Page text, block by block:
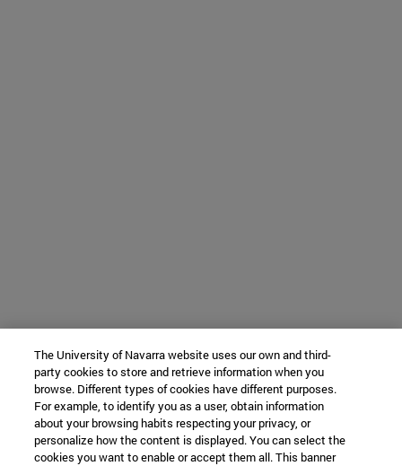
The University of Navarra website uses our own and third-
party cookies to store and retrieve information when you
browse. Different types of cookies have different purposes.
For example, to identify you as a user, obtain information
about your browsing habits respecting your privacy, or
personalize how the content is displayed. You can select the
cookies you want to enable or accept them all. This banner